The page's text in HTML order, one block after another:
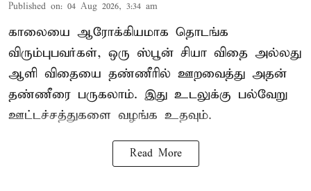
Published on: 04 Aug 2026, 3:34 am
காலையை ஆரோக்கியமாக தொடங்க
விரும்புபவர்கள், ஒரு ஸ்பூன் சியா விதை அல்லது
ஆளி விதையை தண்ணீரில் ஊறவைத்து அதன்
தண்ணீரை பருகலாம். இது உடலுக்கு பல்வேறு
ஊட்டச்சத்துகளை வழங்க உதவும்.
Read More